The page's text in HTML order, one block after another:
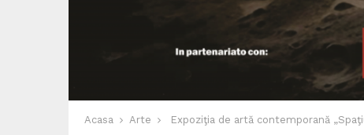
Acasa Arte Expoziţia de artă contemporană